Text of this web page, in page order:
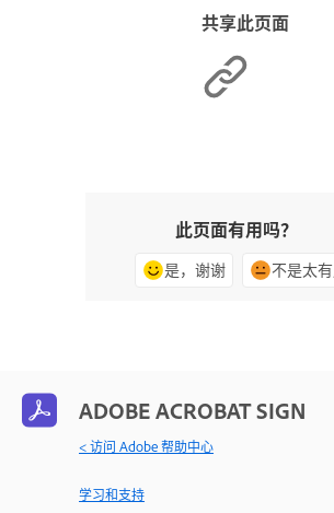
共享此页面
此页面有用吗？
是，谢谢 不是太
ADOBE ACROBAT SIGN
< 访问 Adobe 帮助中心
学习和支持